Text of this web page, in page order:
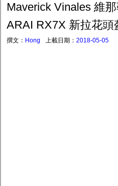
Maverick Vinales 維
ARAI RX7X 新拉花頭
撰文： Hong 上載日期： 2018-05-05